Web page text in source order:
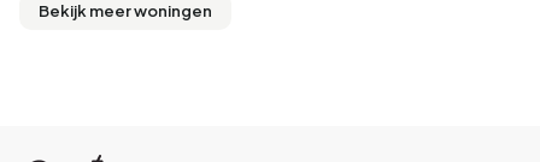
Bekijk meer woningen